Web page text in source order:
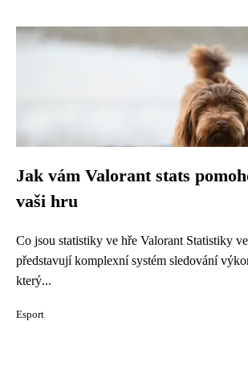
Jak vám Valorant stats
vaši hru
Co jsou statistiky ve hře Valorant Statistiky
představují komplexní systém sledování
který...
Esport